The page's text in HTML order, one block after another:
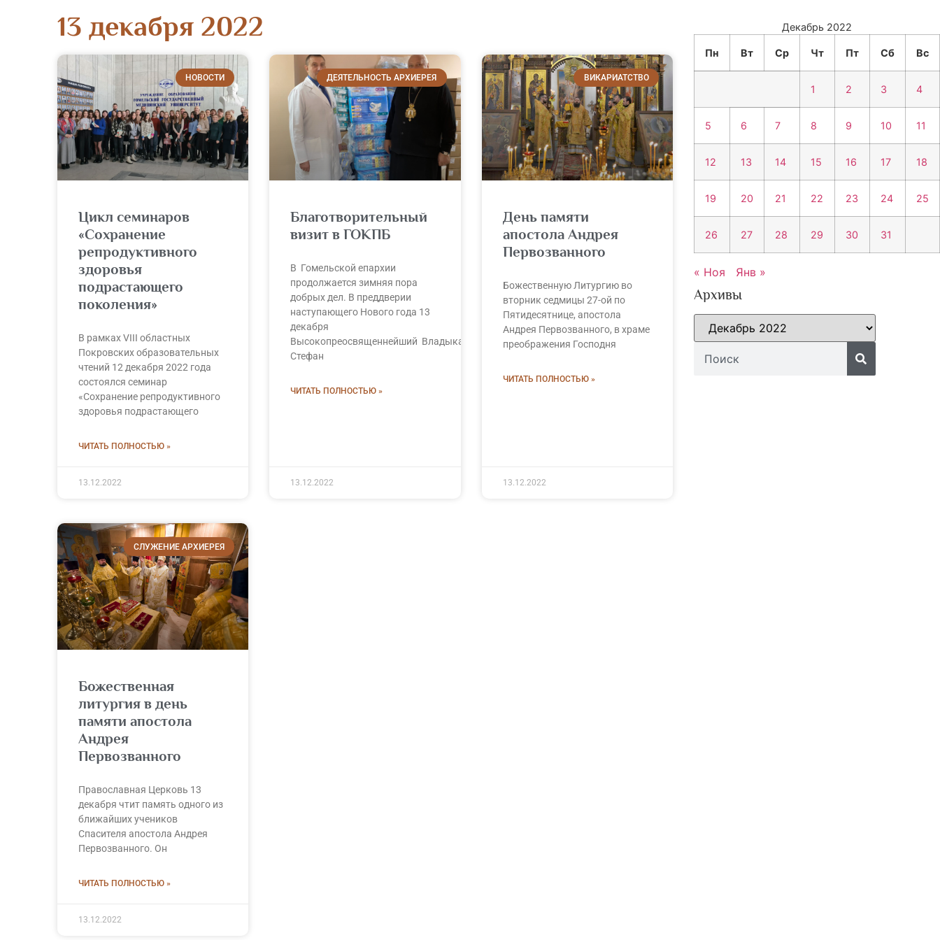
13 декабря 2022
НОВОСТИ
Цикл семинаров
«Сохранение
репродуктивного
здоровья
подрастающего
поколения»
В рамках VIII областных
Покровских образовательных
чтений 12 декабря 2022 года
состоялся семинар
«Сохранение репродуктивного
здоровья подрастающего
ЧИТАТЬ ПОЛНОСТЬЮ »
13.12.2022
ДЕЯТЕЛЬНОСТЬ АРХИЕРЕЯ
Благотворительный
визит в ГОКПБ
В Гомельской епархии
продолжается зимняя пора
добрых дел. В преддверии
наступающего Нового года 13
декабря
Высокопреосвященнейший Владыка
Стефан
ЧИТАТЬ ПОЛНОСТЬЮ »
13.12.2022
ВИКАРИАТСТВО
День памяти
апостола Андрея
Первозванного
Божественную Литургию во
вторник седмицы 27-ой по
Пятидесятнице, апостола
Андрея Первозванного, в храме
преображения Господня
ЧИТАТЬ ПОЛНОСТЬЮ »
13.12.2022
СЛУЖЕНИЕ АРХИЕРЕЯ
Божественная
литургия в день
памяти апостола
Андрея
Первозванного
Православная Церковь 13
декабря чтит память одного из
ближайших учеников
Спасителя апостола Андрея
Первозванного. Он
ЧИТАТЬ ПОЛНОСТЬЮ »
13.12.2022
Декабрь 2022
Пн Вт Ср Чт Пт Сб Вс
1 2 3 4
5 6 7 8 9 10 11
12 13 14 15 16 17 18
19 20 21 22 23 24 25
26 27 28 29 30 31
« Ноя Янв »
Архивы